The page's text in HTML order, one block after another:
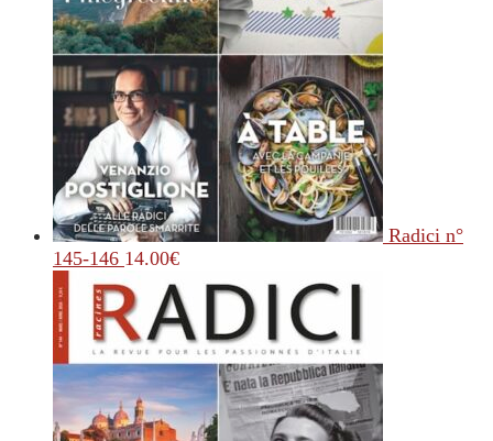
Radici n°
145-146 14.00€